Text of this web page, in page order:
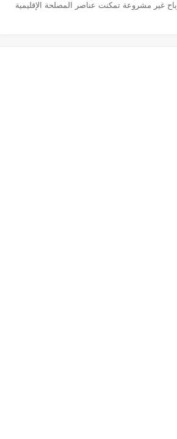
غير مشروعة تمكنت عناصر المصلحة الإقليمية